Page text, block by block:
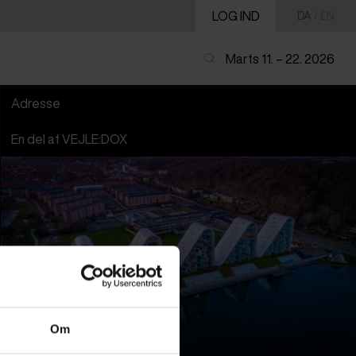
Om
LOG IND DA
Marts 11. – 22. 2026
Adresse
En del af VEJLE:DOX